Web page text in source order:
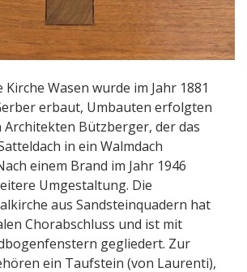
Wasen wurde im Jahr 1881
erbaut, Umbauten erfolgten
Architekten Bützberger, der das
in ein Walmdach
einem Brand im Jahr 1946
Umgestaltung. Die
aus Sandsteinquadern hat
Chorabschluss und ist mit
gegliedert. Zur
ein Taufstein (von Laurenti),